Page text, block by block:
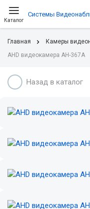
Каталог
Системы
Главная
Камеры
AHD видеокамера AH-367A
Назад в каталог